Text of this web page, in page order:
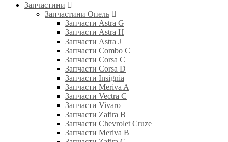
Запчастини
Запчастини Опель
Запчасти Astra G
Запчасти Astra H
Запчасти Astra J
Запчасти Combo C
Запчасти Corsa C
Запчасти Corsa D
Запчасти Insignia
Запчасти Meriva A
Запчасти Vectra C
Запчасти Vivaro
Запчасти Zafira B
Запчасти Chevrolet Cruze
Запчасти Meriva B